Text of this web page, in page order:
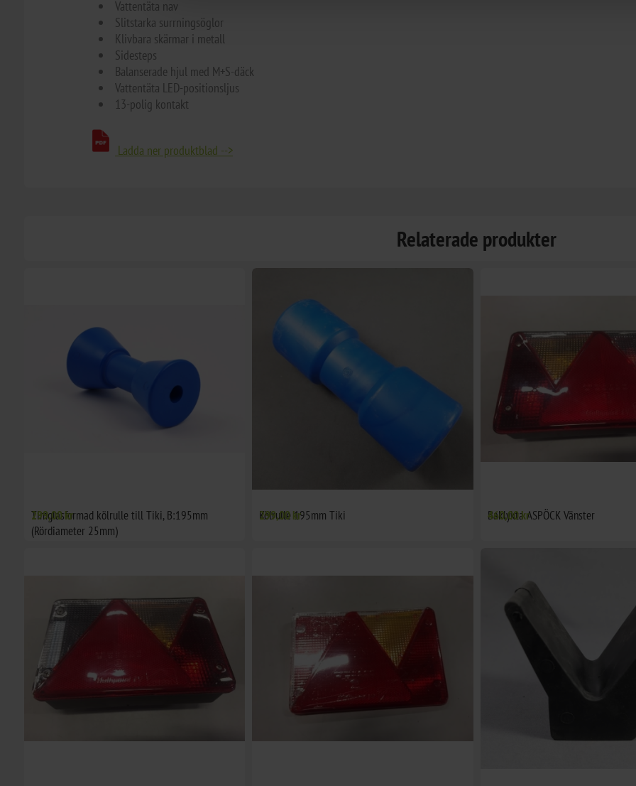
Vattentäta nav
Slitstarka surrningsöglor
Klivbara skärmar i metall
Sidesteps
Balanserade hjul med M+S-däck
Vattentäta LED-positionsljus
13-polig kontakt
Ladda ner produktblad -->
Relaterade produkter
Timglasformad kölrulle till Tiki, B:195mm
(Rördiameter 25mm)
299,00 kr Kölrulle 195mm Tiki
299,00 kr Baklykta ASPÖCK Vänster
460,00 kr